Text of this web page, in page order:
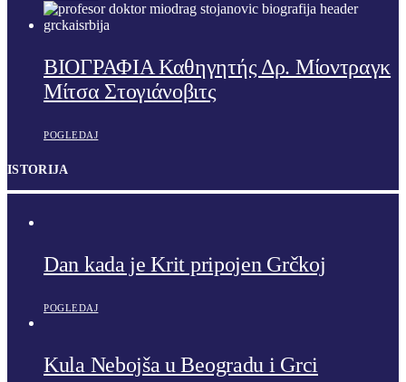
ΒΙΟΓΡΑΦΙΑ Καθηγητής Δρ. Μίοντραγκ
Μίτσα Στογιάνοβιτς
POGLEDAJ
ISTORIJA
Dan kada je Krit pripojen Grčkoj
POGLEDAJ
Kula Nebojša u Beogradu i Grci